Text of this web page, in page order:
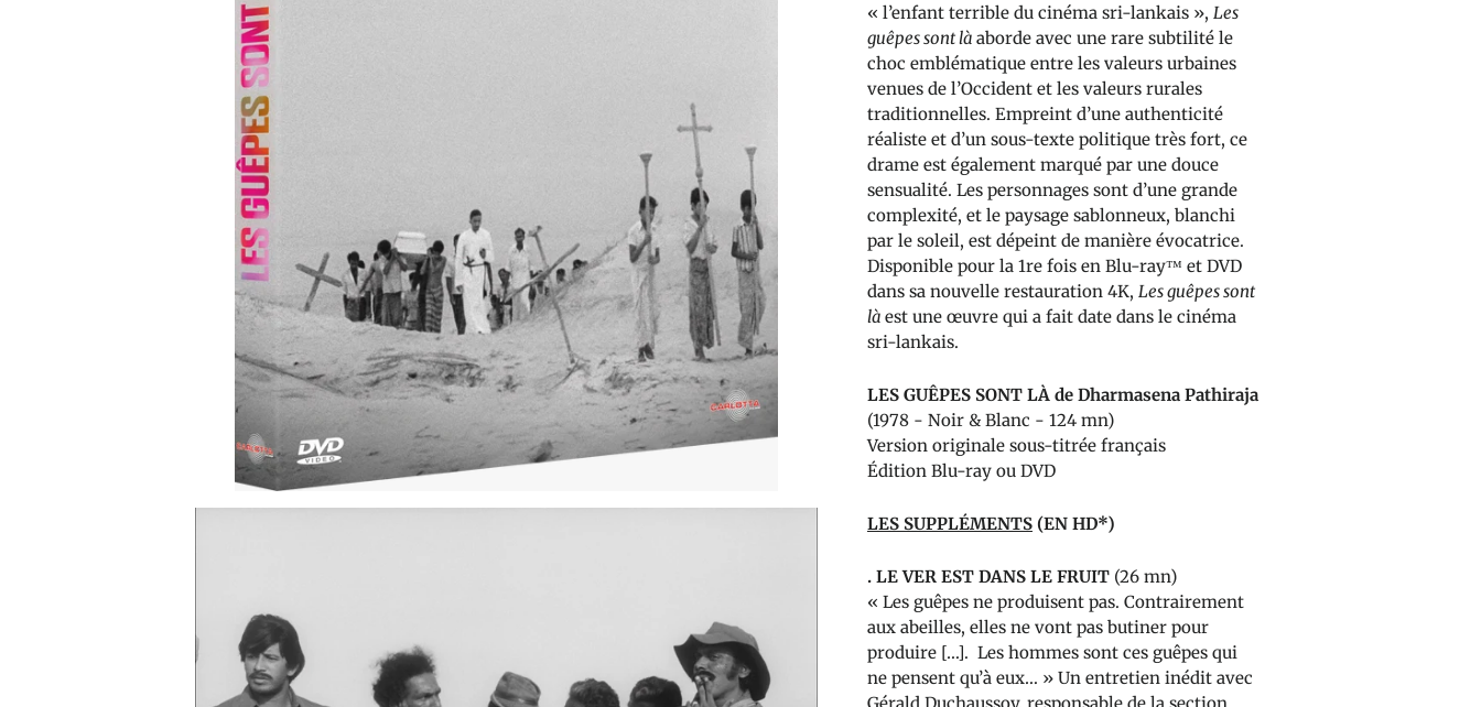
« l’enfant terrible du cinéma sri-lankais », Les
guêpes sont là aborde avec une rare subtilité le
choc emblématique entre les valeurs urbaines
venues de l’Occident et les valeurs rurales
traditionnelles. Empreint d’une authenticité
réaliste et d’un sous-texte politique très fort, ce
drame est également marqué par une douce
sensualité. Les personnages sont d’une grande
complexité, et le paysage sablonneux, blanchi
par le soleil, est dépeint de manière évocatrice.
Disponible pour la 1re fois en Blu-ray™ et DVD
dans sa nouvelle restauration 4K, Les guêpes sont
là est une œuvre qui a fait date dans le cinéma
sri-lankais.
LES GUÊPES SONT LÀ de Dharmasena Pathiraja
(1978 - Noir & Blanc - 124 mn)
Version originale sous-titrée français
Édition Blu-ray ou DVD
LES SUPPLÉMENTS(EN HD*)
. LE VER EST DANS LE FRUIT(26 mn)
« Les guêpes ne produisent pas. Contrairement
aux abeilles, elles ne vont pas butiner pour
produire […]. Les hommes sont ces guêpes qui
ne pensent qu’à eux… » Un entretien inédit avec